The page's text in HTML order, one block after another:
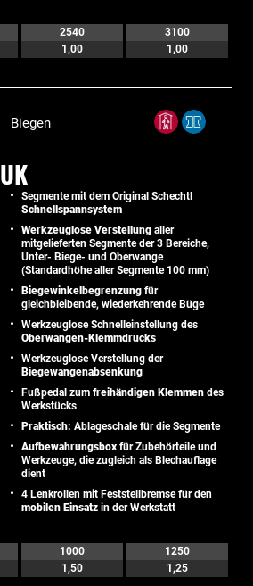
2540
3100
1,00 1,00
Biegen
UK
Segmente mit dem Original Schechtl
Schnellspannsystem
Werkzeuglose Verstellung aller
mitgelieferten Segmente der 3 Bereiche,
Unter- Biege- und Oberwange
(Standardhöhe aller Segmente 100 mm)
Biegewinkelbegrenzung für
gleichbleibende, wiederkehrende Büge
Werkzeuglose Schnelleinstellung des
Oberwangen-Klemmdrucks
Werkzeuglose Verstellung der
Biegewangenabsenkung
Fußpedal zum freihändigen Klemmen des
Werkstücks
Praktisch: Ablageschale für die Segmente
Aufbewahrungsbox für Zubehörteile und
Werkzeuge, die zugleich als Blechauflage
dient
4 Lenkrollen mit Feststellbremse für den
mobilen Einsatz in der Werkstatt
1000
1250
1,50 1,25